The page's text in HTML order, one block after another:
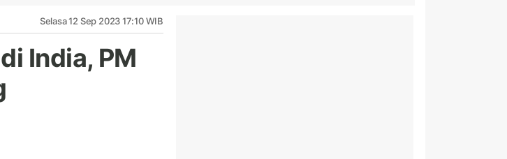
Selasa 12 Sep 2023 17:10 WIB
India, PM